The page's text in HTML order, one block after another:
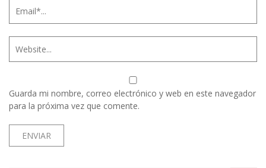
Guarda mi nombre, correo electrónico y web en este navegador
para la próxima vez que comente.